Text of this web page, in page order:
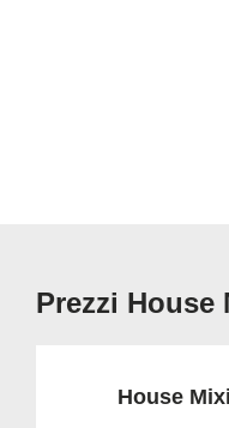
Prezzi House
House